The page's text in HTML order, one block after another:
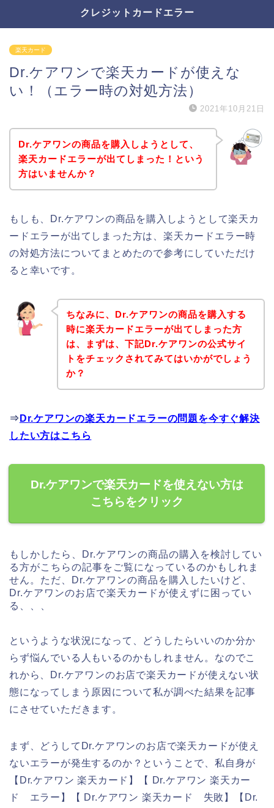
クレジットカードエラー
楽天カード
Dr.ケアワンで楽天カードが使えな
い！（エラー時の対処方法）
2021年10月21日
Dr.ケアワンの商品を購入しようとして、
楽天カードエラーが出てしまった！という
方はいませんか？
もしも、Dr.ケアワンの商品を購入しようとして楽天カ
ードエラーが出てしまった方は、楽天カードエラー時
の対処方法についてまとめたので参考にしていただけ
ると幸いです。
ちなみに、Dr.ケアワンの商品を購入する
時に楽天カードエラーが出てしまった方
は、まずは、下記Dr.ケアワンの公式サイ
トをチェックされてみてはいかがでしょう
か？
⇒ Dr.ケアワンの楽天カードエラーの問題を今すぐ解決
したい方はこちら
Dr.ケアワンで楽天カードを使えない方は
こちらをクリック
もしかしたら、Dr.ケアワンの商品の購入を検討してい
る方がこちらの記事をご覧になっているのかもしれま
せん。ただ、Dr.ケアワンの商品を購入したいけど、
Dr.ケアワンのお店で楽天カードが使えずに困ってい
る、、、
というような状況になって、どうしたらいいのか分か
らず悩んでいる人もいるのかもしれません。なのでこ
れから、Dr.ケアワンのお店で楽天カードが使えない状
態になってしまう原因について私が調べた結果を記事
にさせていただきます。
まず、どうしてDr.ケアワンのお店で楽天カードが使え
ないエラーが発生するのか？ということで、私自身が
【Dr.ケアワン 楽天カード】【 Dr.ケアワン 楽天カー
ド エラー】【 Dr.ケアワン 楽天カード 失敗】【Dr.